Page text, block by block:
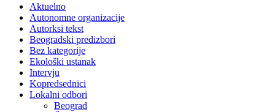
Aktuelno
Autonomne organizacije
Autorksi tekst
Beogradski predizbori
Bez kategorije
Ekološki ustanak
Intervju
Kopredsednici
Lokalni odbori
Beograd